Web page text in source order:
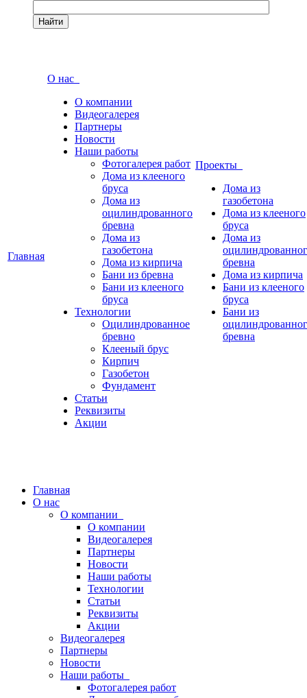
Найти
Главная
О нас
О компании
Видеогалерея
Партнеры
Новости
Наши работы
Фотогалерея работ
Дома из клееного
бруса
Дома из
оцилиндрованного
бревна
Дома из
газобетона
Дома из кирпича
Бани из бревна
Бани из клееного
бруса
Технологии
Оцилиндрованное
бревно
Клееный брус
Кирпич
Газобетон
Фундамент
Статьи
Реквизиты
Акции
Проекты
Дома из
газобетона
Дома из клееного
бруса
Дома из
бревна
Дома из кирпича
Бани из клееного
бруса
Бани из
бревна
Главная
О нас
О компании
О компании
Видеогалерея
Партнеры
Новости
Наши работы
Технологии
Статьи
Реквизиты
Акции
Видеогалерея
Партнеры
Новости
Наши работы
Фотогалерея работ